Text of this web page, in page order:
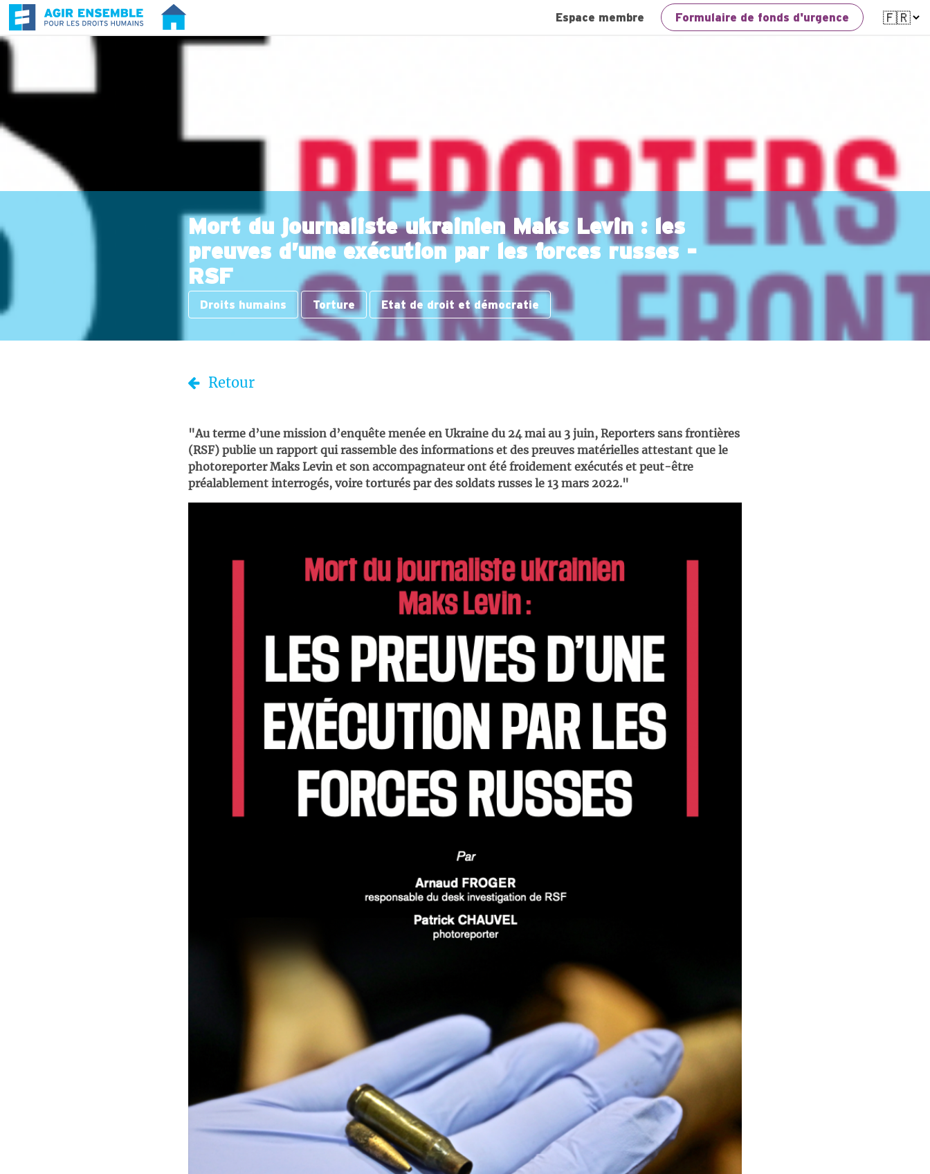
Espace membre Formulaire de fonds d'urgence
Mort du journaliste ukrainien Maks Levin : les
preuves d’une exécution par les forces russes -
RSF
Droits humains Torture Etat de droit et démocratie
Retour
"Au terme d’une mission d’enquête menée en Ukraine du 24 mai au 3 juin, Reporters sans frontières
(RSF) publie un rapport qui rassemble des informations et des preuves matérielles attestant que le
photoreporter Maks Levin et son accompagnateur ont été froidement exécutés et peut-être
préalablement interrogés, voire torturés par des soldats russes le 13 mars 2022."